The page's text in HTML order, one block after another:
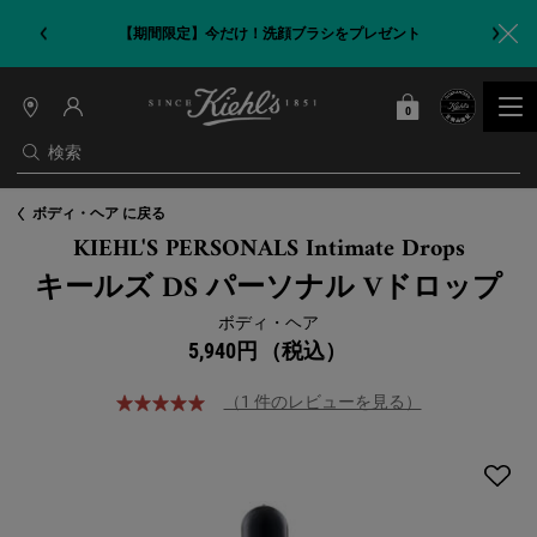
【期間限定】今だけ！洗顔ブラシをプレゼント
検索
店
情
報
カート
0
0 カート内の製品
ボディ・ヘア に戻る
KIEHL'S PERSONALS Intimate Drops
キールズ DS パーソナル Vドロップ
ボディ・ヘア
5,940円 （税込）
（1 件のレビューを見る）